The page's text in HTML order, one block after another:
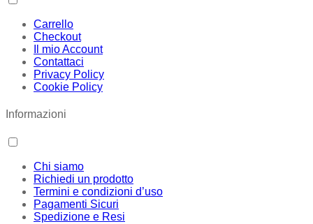
Carrello
Checkout
Il mio Account
Contattaci
Privacy Policy
Cookie Policy
Informazioni
Chi siamo
Richiedi un prodotto
Termini e condizioni d’uso
Pagamenti Sicuri
Spedizione e Resi